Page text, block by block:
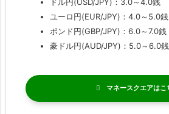
ユーロ円(EUR/JPY)：4.0～5.0銭
ポンド円(GBP/JPY)：6.0～7.0銭
豪ドル円(AUD/JPY)：5.0～6.0銭
マネースクエア